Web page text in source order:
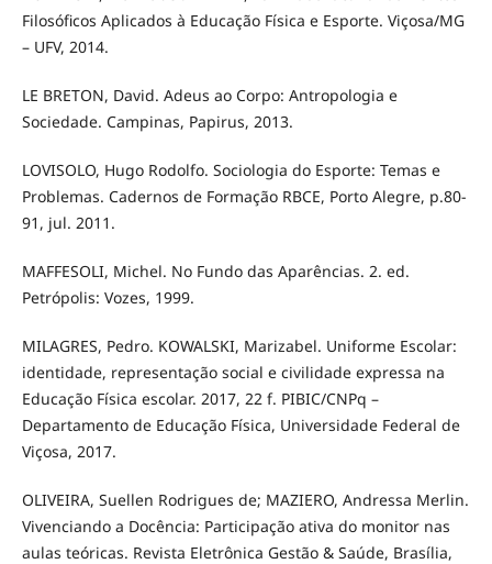
Filosóficos Aplicados à Educação Física e Esporte. Viçosa/MG
– UFV, 2014.
LE BRETON, David. Adeus ao Corpo: Antropologia e
Sociedade. Campinas, Papirus, 2013.
LOVISOLO, Hugo Rodolfo. Sociologia do Esporte: Temas e
Problemas. Cadernos de Formação RBCE, Porto Alegre, p.80-
91, jul. 2011.
MAFFESOLI, Michel. No Fundo das Aparências. 2. ed.
Petrópolis: Vozes, 1999.
MILAGRES, Pedro. KOWALSKI, Marizabel. Uniforme Escolar:
identidade, representação social e civilidade expressa na
Educação Física escolar. 2017, 22 f. PIBIC/CNPq –
Departamento de Educação Física, Universidade Federal de
Viçosa, 2017.
OLIVEIRA, Suellen Rodrigues de; MAZIERO, Andressa Merlin.
Vivenciando a Docência: Participação ativa do monitor nas
aulas teóricas. Revista Eletrônica Gestão & Saúde, Brasília,